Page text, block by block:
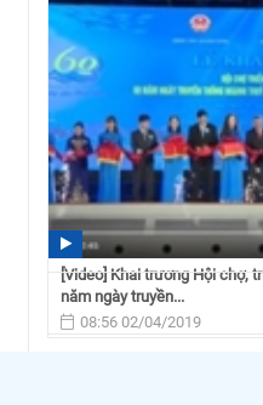
[Video] Khai trương Hội chợ,
năm ngày truyền...
08:56 02/04/2019